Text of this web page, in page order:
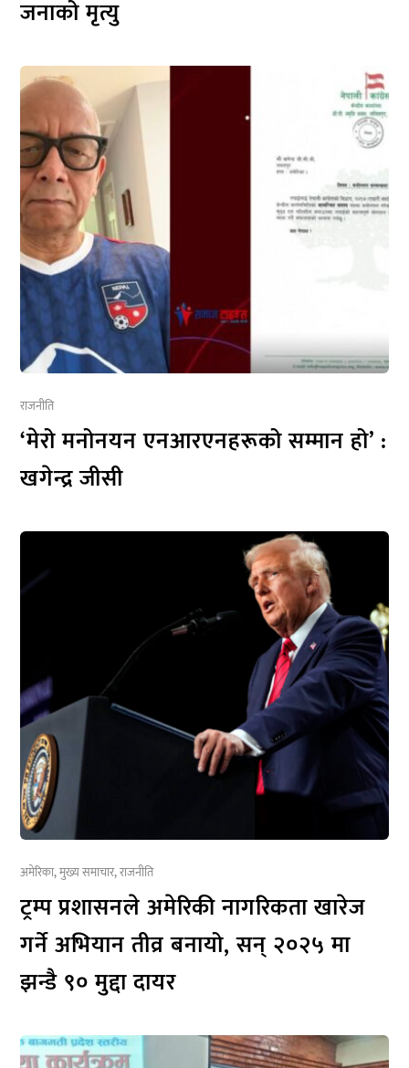
जनाको मृत्यु
राजनीति
‘मेरो मनोनयन एनआरएनहरूको सम्मान हो’ :
खगेन्द्र जीसी
अमेरिका,मुख्य समाचार,राजनीति
ट्रम्प प्रशासनले अमेरिकी नागरिकता खारेज
गर्ने अभियान तीव्र बनायो, सन् २०२५ मा
झन्डै ९० मुद्दा दायर